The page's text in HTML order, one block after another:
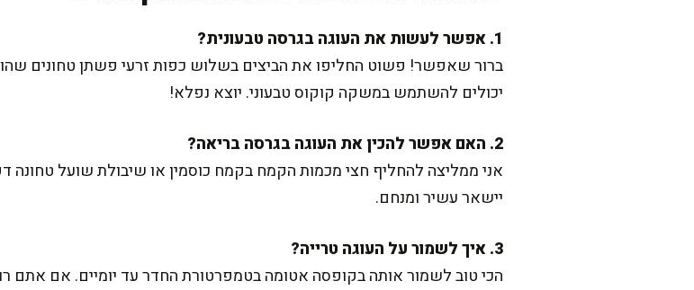
1. אפשר לעשות את העוגה בגרסה טבעונית?
יכולים להשתמש במשקה קוקוס טבעוני. יוצא נפלא!
2. האם אפשר להכין את העוגה בגרסה בריאה?
אני ממליצה להחליף חצי מכמות הקמח בקמח כוסמין או שיבולת שועל
יישאר עשיר ומנחם.
3. איך לשמור על העוגה טרייה?
הכי טוב לשמור אותה בקופסה אטומה בטמפרטורת החדר עד יומיים. אם אתם